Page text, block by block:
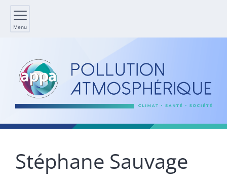
Menu
Stéphane Sauvage